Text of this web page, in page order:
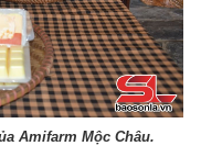
Amifarm Mộc Châu.